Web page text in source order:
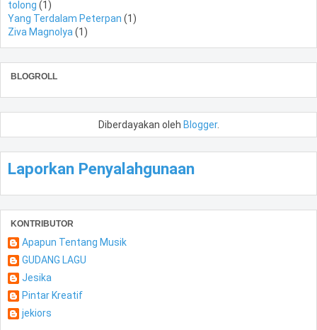
tolong (1)
Yang Terdalam Peterpan (1)
Ziva Magnolya(1)
BLOGROLL
Diberdayakan oleh Blogger.
Laporkan Penyalahgunaan
KONTRIBUTOR
Apapun Tentang Musik
GUDANG LAGU
Jesika
Pintar Kreatif
jekiors